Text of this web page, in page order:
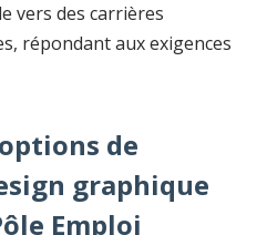
vers des carrières
répondant aux exigences
de
graphique
Emploi